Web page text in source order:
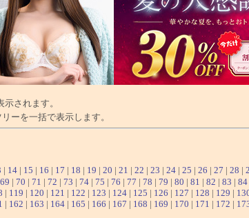
されます。
ーを一括で表示します。
| 14 | 15 | 16 | 17 | 18 | 19 | 20 | 21 | 22 | 23 | 24 | 25 | 26 | 27 | 28 |
69 | 70 | 71 | 72 | 73 | 74 | 75 | 76 | 77 | 78 | 79 | 80 | 81 | 82 | 83 | 84
| 119 | 120 | 121 | 122 | 123 | 124 | 125 | 126 | 127 | 128 | 129 |
| 162 | 163 | 164 | 165 | 166 | 167 | 168 | 169 | 170 | 171 | 172 |